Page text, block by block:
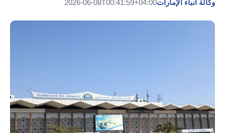
وكالة أنباء الإمارات2026-06-08T00:41:59+04:00